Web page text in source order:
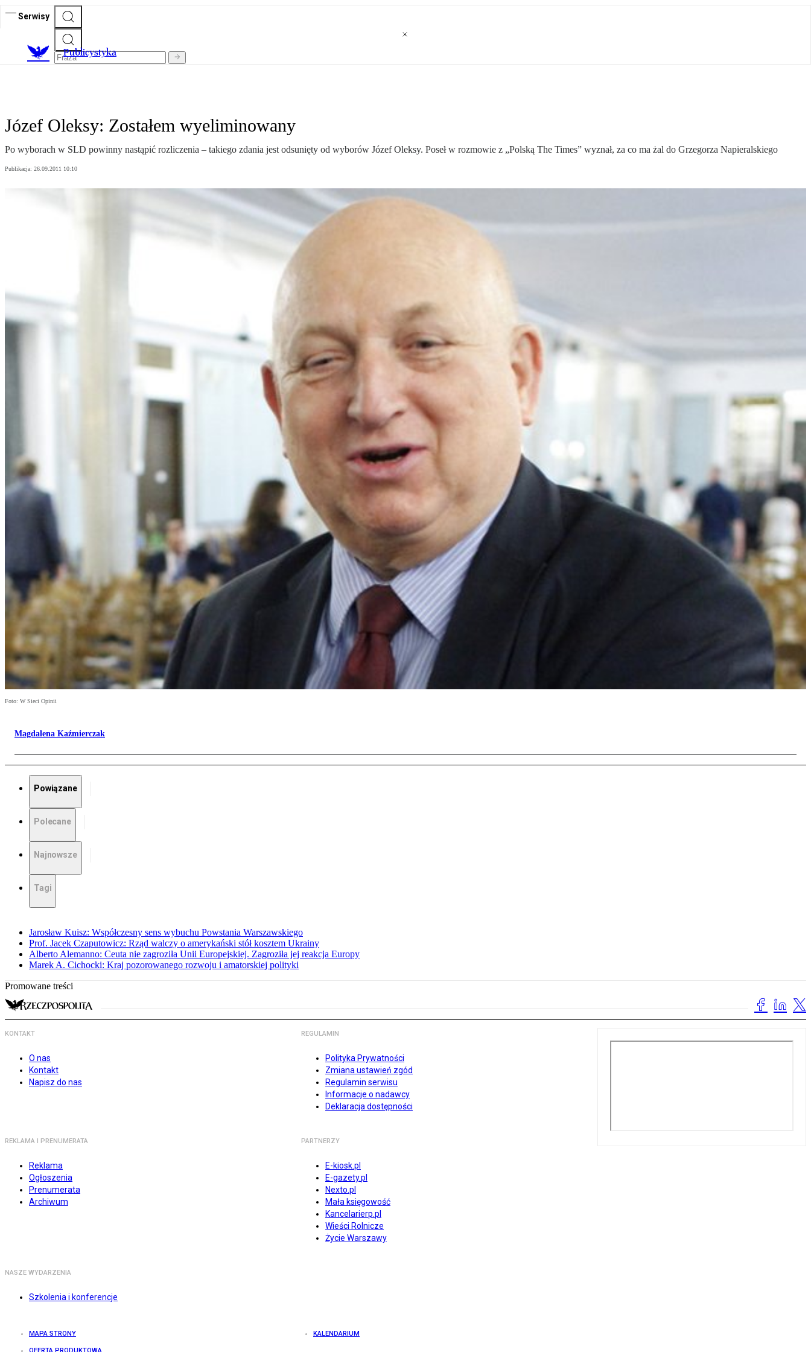
Serwisy
Publicystyka
Józef Oleksy: Zostałem wyeliminowany
Po wyborach w SLD powinny nastąpić rozliczenia – takiego zdania jest odsunięty od wyborów Józef Oleksy. Poseł w rozmowie z „Polską The Times” wyznał, za co ma żal do Grzegorza Napieralskiego
Publikacja: 26.09.2011 10:10
Foto: W Sieci Opinii
Magdalena Kaźmierczak
Powiązane
Polecane
Najnowsze
Tagi
Jarosław Kuisz: Współczesny sens wybuchu Powstania Warszawskiego
Prof. Jacek Czaputowicz: Rząd walczy o amerykański stół kosztem Ukrainy
Alberto Alemanno: Ceuta nie zagroziła Unii Europejskiej. Zagroziła jej reakcja Europy
Marek A. Cichocki: Kraj pozorowanego rozwoju i amatorskiej polityki
Promowane treści
KONTAKT
O nas
Kontakt
Napisz do nas
REGULAMIN
Polityka Prywatności
Zmiana ustawień zgód
Regulamin serwisu
Informacje o nadawcy
Deklaracja dostępności
REKLAMA I PRENUMERATA
Reklama
Ogłoszenia
Prenumerata
Archiwum
PARTNERZY
E-kiosk.pl
E-gazety.pl
Nexto.pl
Mała księgowość
Kancelarierp.pl
Wieści Rolnicze
Życie Warszawy
NASZE WYDARZENIA
Szkolenia i konferencje
MAPA STRONY KALENDARIUM